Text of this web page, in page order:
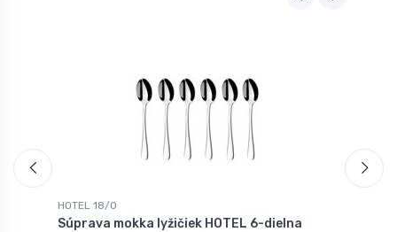
HOTEL 18/0
Súprava mokka lyžičiek HOTEL 6-dielna